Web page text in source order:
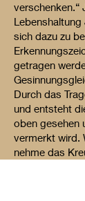
verschenken.“
sich dazu zu
getragen
Durch das
und entsteht
oben gesehen
vermerkt wird.
nehme das